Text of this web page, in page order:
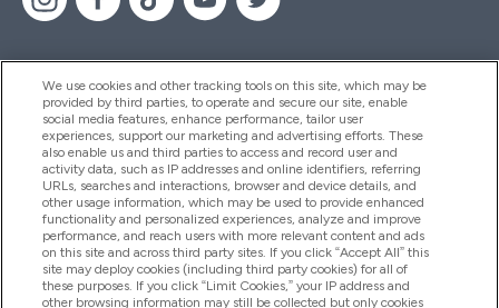
Pomoc & Informácie
Produkty
Informácie O Spoločnosti
We use cookies and other tracking tools on this site, which may be
provided by third parties, to operate and secure our site, enable
social media features, enhance performance, tailor user
experiences, support our marketing and advertising efforts. These
also enable us and third parties to access and record user and
activity data, such as IP addresses and online identifiers, referring
URLs, searches and interactions, browser and device details, and
other usage information, which may be used to provide enhanced
functionality and personalized experiences, analyze and improve
performance, and reach users with more relevant content and ads
on this site and across third party sites. If you click “Accept All” this
site may deploy cookies (including third party cookies) for all of
these purposes. If you click “Limit Cookies,” your IP address and
other browsing information may still be collected but only cookies